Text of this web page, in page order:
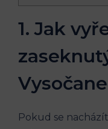
1. Jak
Pokud se